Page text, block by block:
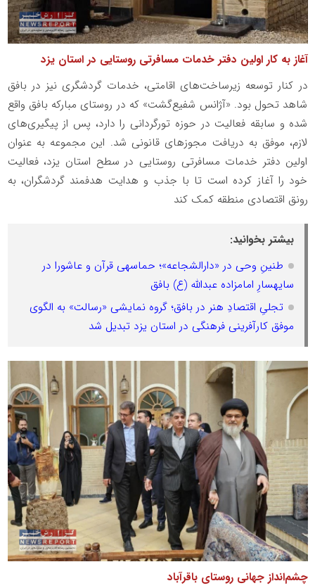
آغاز به کار اولین دفتر خدمات مسافرتی روستایی در استان یزد
در کنار توسعه زیرساخت‌های اقامتی، خدمات گردشگری نیز در بافق
شاهد تحول بود. «آژانس شفیع‌گشت» که در روستای مبارکه بافق واقع
شده و سابقه فعالیت در حوزه تورگردانی را دارد، پس از پیگیری‌های
لازم، موفق به دریافت مجوزهای قانونی شد. این مجموعه به عنوان
اولین دفتر خدمات مسافرتی روستایی در سطح استان یزد، فعالیت
خود را آغاز کرده است تا با جذب و هدایت هدفمند گردشگران، به
رونق اقتصادی منطقه کمک کند
بیشتر بخوانید:
طنینِ وحی در «دارالشجاعه»؛ حماسهی قرآن و عاشورا در
سایهسارِ امامزاده عبدالله (ع) بافق
تجلیِ اقتصادِ هنر در بافق؛ گروه نمایشی «رسالت» به الگوی
موفق کارآفرینی فرهنگی در استان یزد تبدیل شد
چشم‌انداز جهانی روستای باقرآباد